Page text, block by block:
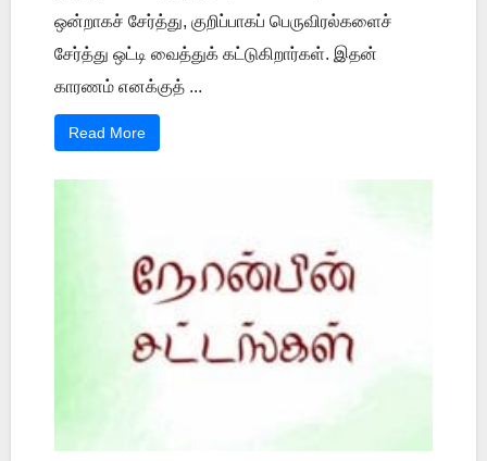
ஒன்றாகச் சேர்த்து, குறிப்பாகப் பெருவிரல்களைச்
சேர்த்து ஒட்டி வைத்துக் கட்டுகிறார்கள். இதன்
காரணம் எனக்குத் ...
Read More